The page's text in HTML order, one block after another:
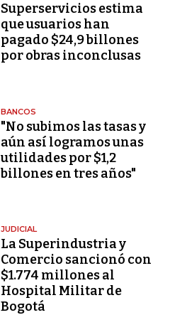
Superservicios estima
que usuarios han
pagado $24,9 billones
por obras inconclusas
BANCOS
"No subimos las tasas y
aún así logramos unas
utilidades por $1,2
billones en tres años"
JUDICIAL
La Superindustria y
Comercio sancionó con
$1.774 millones al
Hospital Militar de
Bogotá